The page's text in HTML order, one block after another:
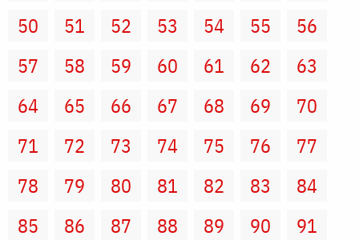
50
51 52 53 54 55
56
57
58 59 60 61 62
63
64
65 66 67 68 69
70
71
72 73 74 75 76
77
78
79 80 81 82 83
84
85
86 87 88 89 90
91